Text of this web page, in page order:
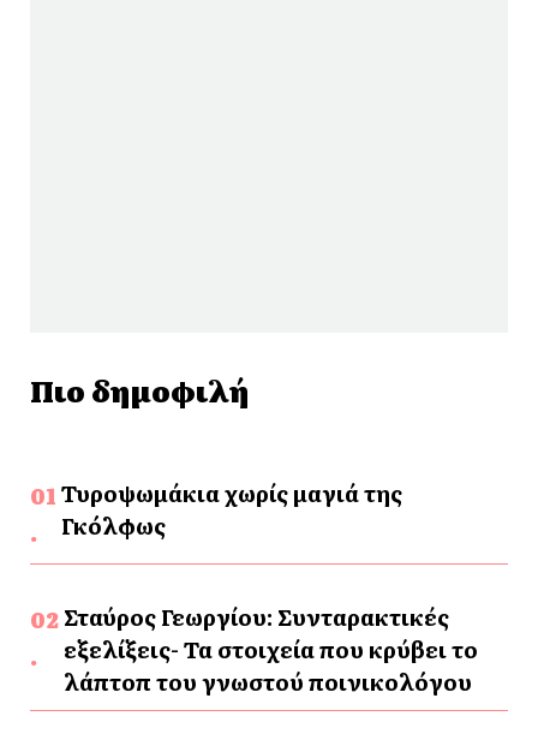
Πιο δημοφιλή
Τυροψωμάκια χωρίς μαγιά της
Γκόλφως
Σταύρος Γεωργίου: Συνταρακτικές
εξελίξεις- Τα στοιχεία που κρύβει το
λάπτοπ του γνωστού ποινικολόγου